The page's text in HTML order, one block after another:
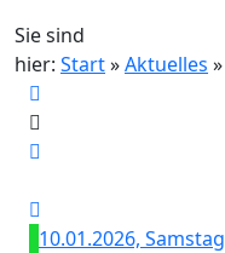
Sie sind
hier: Start»Aktuelles »
10.01.2026, Samstag